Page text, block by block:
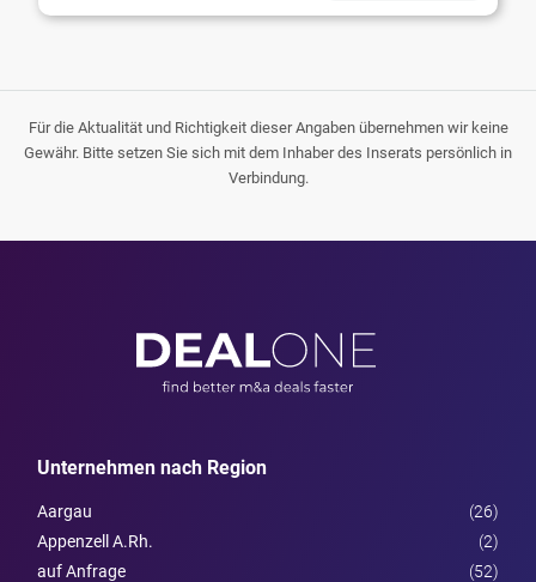
Für die Aktualität und Richtigkeit dieser Angaben übernehmen wir keine
Gewähr. Bitte setzen Sie sich mit dem Inhaber des Inserats persönlich in
Verbindung.
Unternehmen nach Region
Aargau
(26)
Appenzell A.Rh.
(2)
auf Anfrage
(52)